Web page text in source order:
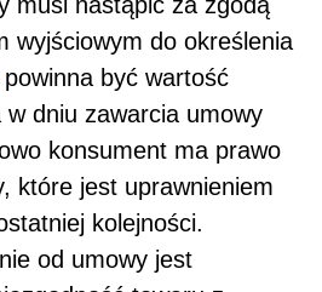
wyjściowym do określenia
powinna być wartość
dniu zawarcia umowy
konsument ma prawo
które jest uprawnieniem
kolejności.
od umowy jest